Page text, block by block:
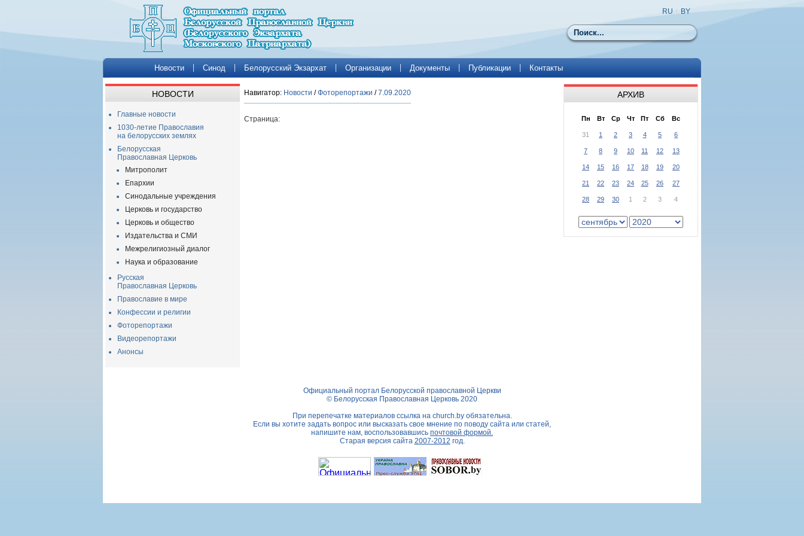
Поиск
RU BY
Новости Синод Белорусский Экзархат Организации Документы Публикации Контакты
НОВОСТИ
Главные новости
1030-летие Православия
на белорусских землях
Белорусская
Православная Церковь
Митрополит
Епархии
Синодальные учреждения
Церковь и государство
Церковь и общество
Издательства и СМИ
Межрелигиозный диалог
Наука и образование
Русская
Православная Церковь
Православие в мире
Конфессии и религии
Фоторепортажи
Видеорепортажи
Анонсы
Навигатор: Новости /Фоторепортажи /7.09.2020
Страница:
АРХИВ
Пн Вт Ср Чт Пт Сб Вс
31 1 2 3 4 5 6
7 8 9 10 11 12 13
14 15 16 17 18 19 20
21 22 23 24 25 26 27
28 29 30 1 2 3 4
Официальный портал Белорусской православной Церкви
© Белорусская Православная Церковь 2020
При перепечатке материалов ссылка на church.byобязательна.
Если вы хотите задать вопрос или высказать свое мнение по поводу сайта или статей,
напишите нам, воспользовавшись почтовой формой.
Старая версия сайта 2007-2012 год.